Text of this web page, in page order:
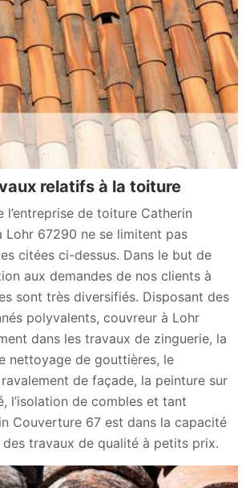
relatifs à la toiture
l’entreprise de toiture Catherin
Lohr 67290 ne se limitent pas
citées ci-dessus. Dans le but de
aux demandes de nos clients à
sont très diversifiés. Disposant des
polyvalents, couvreur à Lohr
dans les travaux de zinguerie, la
nettoyage de gouttières, le
de façade, la peinture sur
l’isolation de combles et tant
Couverture 67 est dans la capacité
travaux de qualité à petits prix.